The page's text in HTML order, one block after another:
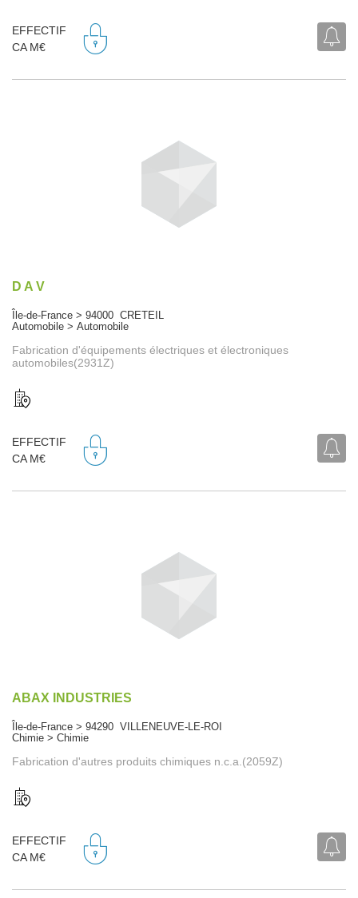
EFFECTIF
CA M€
D A V
Île-de-France > 94000 CRETEIL
Automobile > Automobile
Fabrication d'équipements électriques et électroniques
automobiles(2931Z)
EFFECTIF
CA M€
ABAX INDUSTRIES
Île-de-France > 94290 VILLENEUVE-LE-ROI
Chimie > Chimie
Fabrication d'autres produits chimiques n.c.a.(2059Z)
EFFECTIF
CA M€